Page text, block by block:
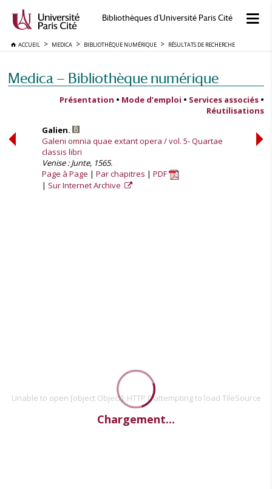
Bibliothèques d'Université Paris Cité
ACCUEIL MEDICA BIBLIOTHÈQUE NUMÉRIQUE RÉSULTATS DE RECHERCHE
Medica — Bibliothèque numérique
Présentation • Mode d’emploi • Services associés •
Réutilisations
Galien.
Galeni omnia quae extant opera / vol. 5- Quartae
classis libri
Venise : Junte, 1565.
Page à Page
Par chapitres
PDF
Sur Internet Archive
Unable to open [object Object]: HTTP 0 attempting to load TileSource
Chargement...